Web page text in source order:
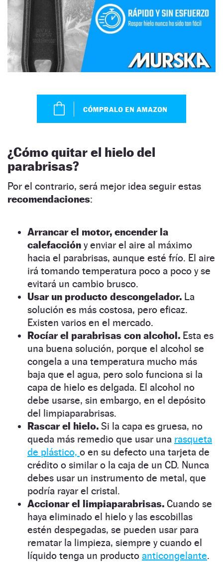
¿Cómo quitar el hielo del
parabrisas?
Por el contrario, será mejor idea seguir estas
recomendaciones:
Arrancar el motor, encender la
calefacción y enviar el aire al máximo
hacia el parabrisas, aunque esté frío. El aire
irá tomando temperatura poco a poco y se
evitará un cambio brusco.
Usar un producto descongelador. La
solución es más costosa, pero eficaz.
Existen varios en el mercado.
Rocíar el parabrisas con alcohol. Esta es
una buena solución, porque el alcohol se
congela a una temperatura mucho más
baja que el agua, pero solo funciona si la
capa de hielo es delgada. El alcohol no
debe usarse, sin embargo, en el depósito
del limpiaparabrisas.
Rascar el hielo. Si la capa es gruesa, no
queda más remedio que usar una rasqueta
de plástico, o en su defecto una tarjeta de
crédito o similar o la caja de un CD. Nunca
debes usar un instrumento de metal, que
podría rayar el cristal.
Accionar el limpiaparabrisas. Cuando se
haya eliminado el hielo y las escobillas
estén despegadas, se pueden usar para
rematar la limpieza, siempre y cuando el
líquido tenga un producto anticongelante.